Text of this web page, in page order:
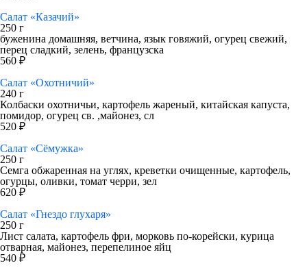
Салат «Казачий»
250 г
буженина домашняя, ветчина, язык говяжий, огурец свежий,
перец сладкий, зелень, французска
560 ₽
Салат «Охотничий»
240 г
Колбаски охотничьи, картофель жареный, китайская капуста,
помидор, огурец св. ,майонез, сл
520 ₽
Салат «Сёмужка»
250 г
Семга обжаренная на углях, креветки очищенные, картофель,
огурцы, оливки, томат черри, зел
620 ₽
Салат «Гнездо глухаря»
250 г
Лист салата, картофель фри, морковь по-корейски, курица
отварная, майонез, перепелиное яйц
540 ₽